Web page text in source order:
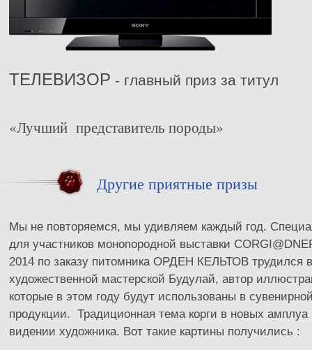
ТЕЛЕВИЗОР - главный приз за титул
«Лучший представитель породы»
Другие приятные призы
Мы не повторяемся, мы удивляем каждый год.
для участников монопородной выставки
2014 по заказу питомника ОРДЕН КЕЛЬТОВ трудился в
художественной мастерской Будулай, автор
которые в этом году будут использованы в
продукции. Традиционная тема корги в новых амплуа
видении художника. Вот такие картины получились :